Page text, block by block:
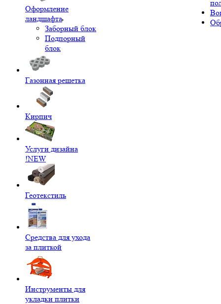
Оформление
ландшафта
Заборный блок
Подпорный
блок
Газонная решетка
Кирпич
Услуги дизайна
!NEW
Геотекстиль
Средства для ухода
за плиткой
Инструменты для
укладки плитки